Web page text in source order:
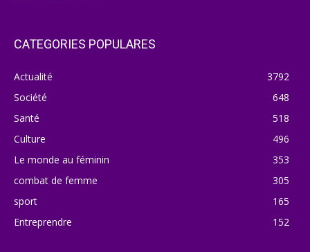
CATEGORIES POPULARES
Actualité
3792
Société
648
Santé
518
Culture
496
Le monde au féminin
353
combat de femme
305
sport
165
Entreprendre
152